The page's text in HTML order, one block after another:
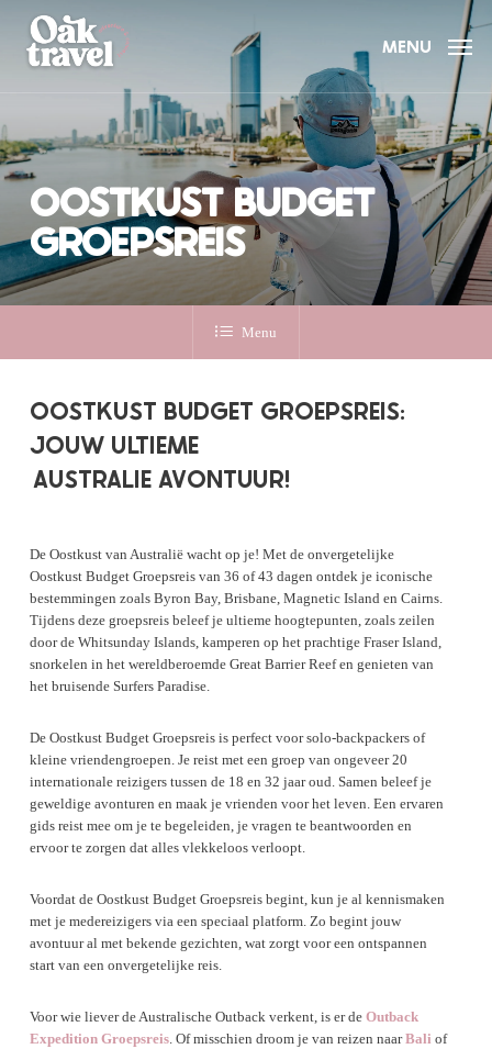
main
MENU
OOSTKUST BUDGET
GROEPSREIS
Menu
OOSTKUST BUDGET GROEPSREIS:
JOUW ULTIEME
AUSTRALIE AVONTUUR!
De Oostkust van Australië wacht op je! Met de onvergetelijke
Oostkust Budget Groepsreis van 36 of 43 dagen ontdek je iconische
bestemmingen zoals Byron Bay, Brisbane, Magnetic Island en Cairns.
Tijdens deze groepsreis beleef je ultieme hoogtepunten, zoals zeilen
door de Whitsunday Islands, kamperen op het prachtige Fraser Island,
snorkelen in het wereldberoemde Great Barrier Reef en genieten van
het bruisende Surfers Paradise.
De Oostkust Budget Groepsreis is perfect voor solo-backpackers of
kleine vriendengroepen. Je reist met een groep van ongeveer 20
internationale reizigers tussen de 18 en 32 jaar oud. Samen beleef je
geweldige avonturen en maak je vrienden voor het leven. Een ervaren
gids reist mee om je te begeleiden, je vragen te beantwoorden en
ervoor te zorgen dat alles vlekkeloos verloopt.
Voordat de Oostkust Budget Groepsreis begint, kun je al kennismaken
met je medereizigers via een speciaal platform. Zo begint jouw
avontuur al met bekende gezichten, wat zorgt voor een ontspannen
start van een onvergetelijke reis.
Voor wie liever de Australische Outback verkent, is er de Outback
Expedition Groepsreis. Of misschien droom je van reizen naarBali of